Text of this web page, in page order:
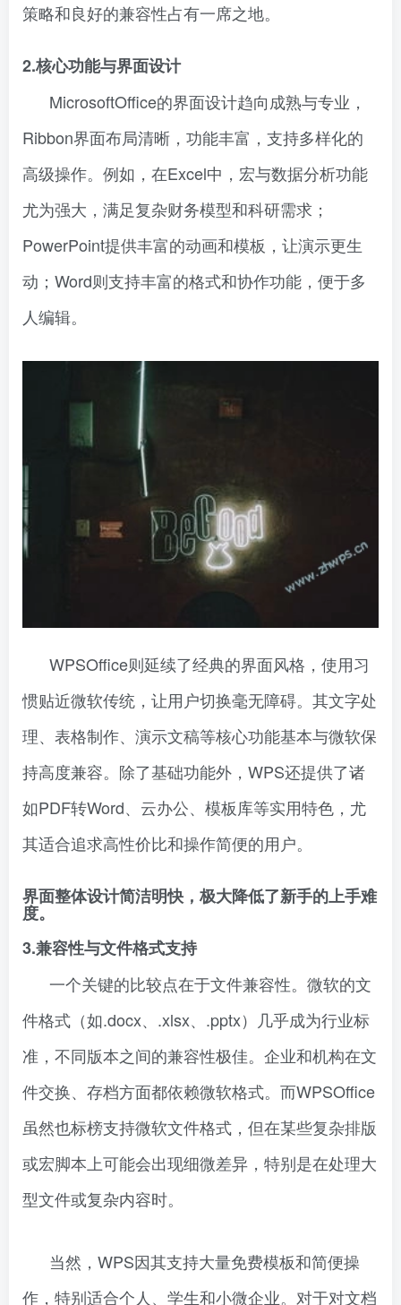
策略和良好的兼容性占有一席之地。
2.核心功能与界面设计
MicrosoftOffice的界面设计趋向成熟与专业，
Ribbon界面布局清晰，功能丰富，支持多样化的
高级操作。例如，在Excel中，宏与数据分析功能
尤为强大，满足复杂财务模型和科研需求；
PowerPoint提供丰富的动画和模板，让演示更生
动；Word则支持丰富的格式和协作功能，便于多
人编辑。
WPSOffice则延续了经典的界面风格，使用习
惯贴近微软传统，让用户切换毫无障碍。其文字处
理、表格制作、演示文稿等核心功能基本与微软保
持高度兼容。除了基础功能外，WPS还提供了诸
如PDF转Word、云办公、模板库等实用特色，尤
其适合追求高性价比和操作简便的用户。
界面整体设计简洁明快，极大降低了新手的上手难
度。
3.兼容性与文件格式支持
一个关键的比较点在于文件兼容性。微软的文
件格式（如.docx、.xlsx、.pptx）几乎成为行业标
准，不同版本之间的兼容性极佳。企业和机构在文
件交换、存档方面都依赖微软格式。而WPSOffice
虽然也标榜支持微软文件格式，但在某些复杂排版
或宏脚本上可能会出现细微差异，特别是在处理大
型文件或复杂内容时。
当然，WPS因其支持大量免费模板和简便操
作，特别适合个人、学生和小微企业。对于对文档